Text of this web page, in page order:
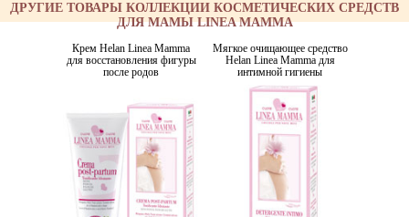
ДРУГИЕ ТОВАРЫ КОЛЛЕКЦИИ КОСМЕТИЧЕСКИХ СРЕДСТВ
ДЛЯ МАМЫ LINEA MAMMA
Крем Helan Linea Mamma
для восстановления фигуры
после родов
Мягкое очищающее средство
Helan Linea Mamma для
интимной гигиены